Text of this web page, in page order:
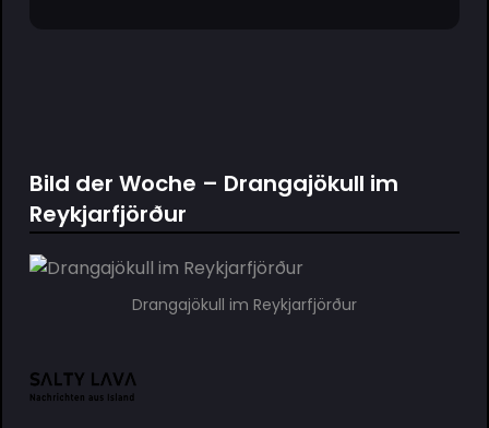
Bild der Woche – Drangajökull im
Reykjarfjörður
Drangajökull im Reykjarfjörður